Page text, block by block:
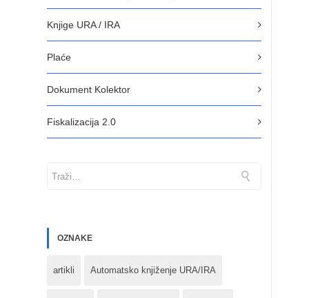
Knjige URA / IRA
Plaće
Dokument Kolektor
Fiskalizacija 2.0
OZNAKE
artikli Automatsko knjiženje URA/IRA